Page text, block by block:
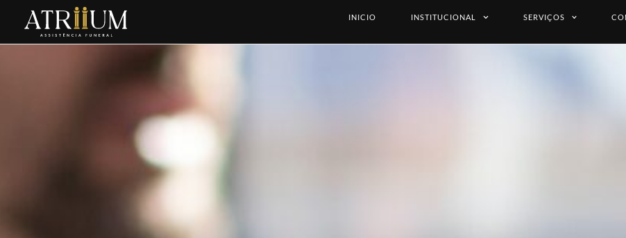
INICIO INSTITUCIONAL SERVIÇOS